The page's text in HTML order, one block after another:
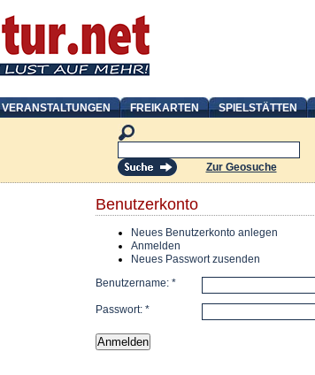
VERANSTALTUNGEN FREIKARTEN SPIELSTÄTTEN
Zur Geosuche
Benutzerkonto
Neues Benutzerkonto anlegen
Anmelden
Neues Passwort zusenden
Benutzername: *
Passwort: *